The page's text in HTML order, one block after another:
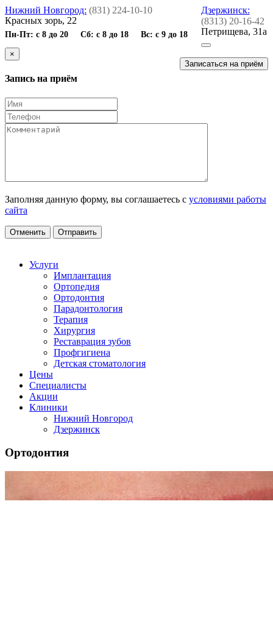
Нижний Новгород: (831) 224-10-10
Красных зорь, 22
Пн-Пт: с 8 до 20 Сб: с 8 до 18 Вс: с 9 до 18
Дзержинск:
(8313) 20-16-42
Петрищева, 31а
Записаться на приём
×
Запись на приём
Заполняя данную форму, вы соглашаетесь с условиями работы
сайта
Отменить Отправить
Услуги
Имплантация
Ортопедия
Ортодонтия
Парадонтология
Терапия
Хирургия
Реставрация зубов
Профгигиена
Детская стоматология
Цены
Специалисты
Акции
Клиники
Нижний Новгород
Дзержинск
Ортодонтия